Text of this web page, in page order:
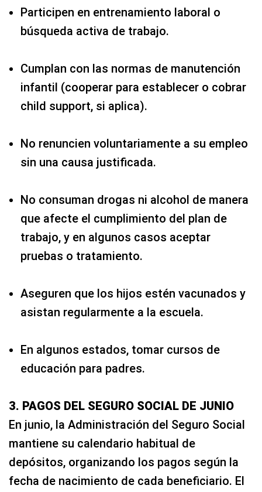
Participen en entrenamiento laboral o
búsqueda activa de trabajo.
Cumplan con las normas de manutención
infantil (cooperar para establecer o cobrar
child support, si aplica).
No renuncien voluntariamente a su empleo
sin una causa justificada.
No consuman drogas ni alcohol de manera
que afecte el cumplimiento del plan de
trabajo, y en algunos casos aceptar
pruebas o tratamiento.
Aseguren que los hijos estén vacunados y
asistan regularmente a la escuela.
En algunos estados, tomar cursos de
educación para padres.
3. PAGOS DEL SEGURO SOCIAL DE JUNIO
En junio, la Administración del Seguro Social
mantiene su calendario habitual de
depósitos, organizando los pagos según la
fecha de nacimiento de cada beneficiario. El